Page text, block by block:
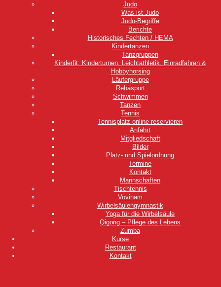
Judo
Was ist Judo
Judo-Begriffe
Berichte
Historisches Fechten / HEMA
Kindertanzen
Tanzgruppen
Kinderfit: Kinderturnen, Leichtathletik, Einradfahren &
Hobbyhorsing
Läufergruppe
Rehasport
Schwimmen
Tanzen
Tennis
Tennisplatz online reservieren
Anfahrt
Mitgliedschaft
Bilder
Platz- und Spielordnung
Termine
Kontakt
Mannschaften
Tischtennis
Vovinam
Wirbelsäulengymnastik
Yoga für die Wirbelsäule
Qigong – Pflege des Lebens
Zumba
Kurse
Restaurant
Kontakt